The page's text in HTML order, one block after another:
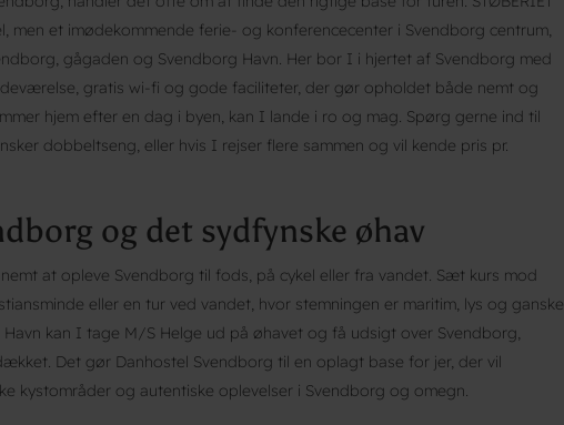
men et imødekommende ferie- og konferencecenter i Svendborg centrum,
gågaden og Svendborg Havn. Her bor I i hjertet af Svendborg med
gratis wi-fi og gode faciliteter, der gør opholdet både nemt og
hjem efter en dag i byen, kan I lande i ro og mag. Spørg gerne ind til
dobbeltseng, eller hvis I rejser flere sammen og vil kende pris pr.
og det sydfynske øhav
nemt at opleve Svendborg til fods, på cykel eller fra vandet. Sæt kurs mod
eller en tur ved vandet, hvor stemningen er maritim, lys og ganske
kan I tage M/S Helge ud på øhavet og få udsigt over Svendborg,
Det gør Danhostel Svendborg til en oplagt base for jer, der vil
kystområder og autentiske oplevelser i Svendborg og omegn.